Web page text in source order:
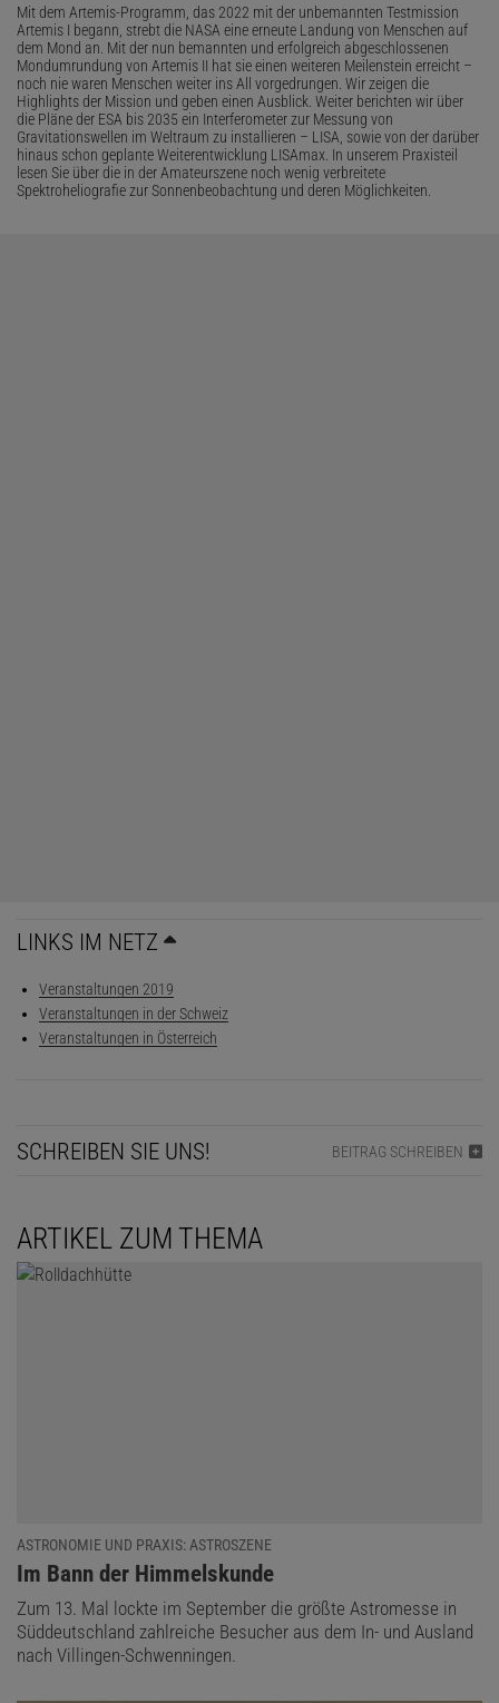
Mit dem Artemis-Programm, das 2022 mit der unbemannten Testmission
Artemis I begann, strebt die NASA eine erneute Landung von Menschen auf
dem Mond an. Mit der nun bemannten und erfolgreich abgeschlossenen
Mondumrundung von Artemis II hat sie einen weiteren Meilenstein erreicht –
noch nie waren Menschen weiter ins All vorgedrungen. Wir zeigen die
Highlights der Mission und geben einen Ausblick. Weiter berichten wir über
die Pläne der ESA bis 2035 ein Interferometer zur Messung von
Gravitationswellen im Weltraum zu installieren – LISA, sowie von der darüber
hinaus schon geplante Weiterentwicklung LISAmax. In unserem Praxisteil
lesen Sie über die in der Amateurszene noch wenig verbreitete
Spektroheliografie zur Sonnenbeobachtung und deren Möglichkeiten.
LINKS IM NETZ
Veranstaltungen 2019
Veranstaltungen in der Schweiz
Veranstaltungen in Österreich
SCHREIBEN SIE UNS! BEITRAG SCHREIBEN
ARTIKEL ZUM THEMA
ASTRONOMIE UND PRAXIS: ASTROSZENE
:Im Bann der Himmelskunde
Zum 13. Mal lockte im September die größte Astromesse in
Süddeutschland zahlreiche Besucher aus dem In- und Ausland
nach Villingen-Schwenningen.